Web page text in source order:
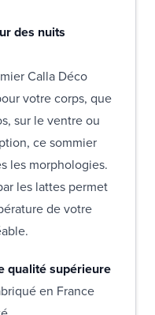
des nuits
Calla Déco
votre corps, que
sur le ventre ou
ce sommier
les morphologies.
les lattes permet
de votre
qualité supérieure
en France